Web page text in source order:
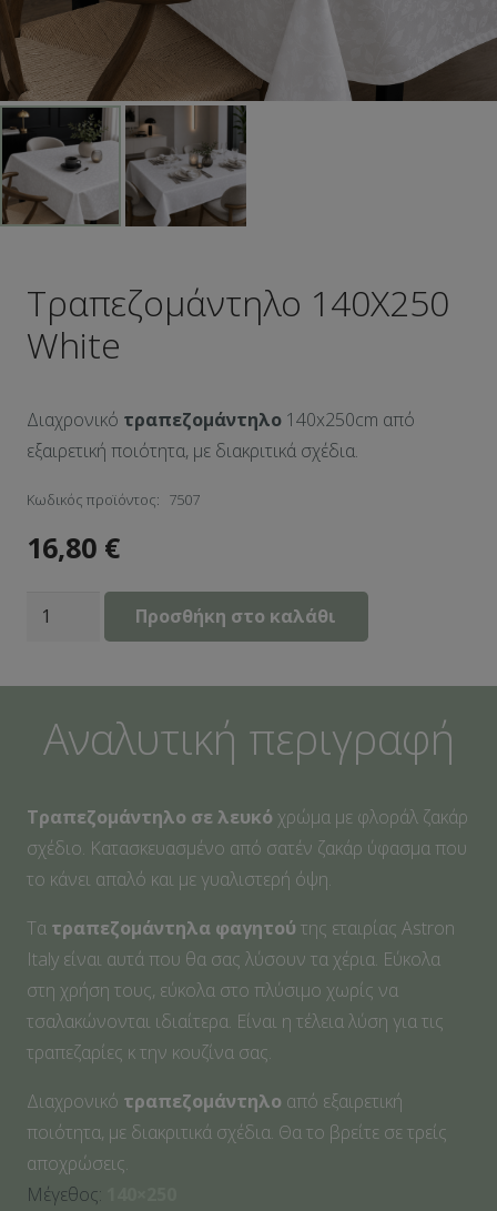
Τραπεζομάντηλο 140Χ250
White
Διαχρονικό τραπεζομάντηλο 140x250cm από
εξαιρετική ποιότητα, με διακριτικά σχέδια.
Κωδικός προϊόντος: 7507
16,80 €
ΤραπεζομάντηλοΠροσθήκη στο καλάθι
Αναλυτική περιγραφή
Τραπεζομάντηλο σε λευκό χρώμα με φλοράλ ζακάρ
σχέδιο. Κατασκευασμένο από σατέν ζακάρ ύφασμα που
το κάνει απαλό και με γυαλιστερή όψη.
Τα τραπεζομάντηλα φαγητού της εταιρίας Astron
Italy είναι αυτά που θα σας λύσουν τα χέρια. Εύκολα
στη χρήση τους, εύκολα στο πλύσιμο χωρίς να
τσαλακώνονται ιδιαίτερα. Είναι η τέλεια λύση για τις
τραπεζαρίες κ την κουζίνα σας.
Διαχρονικό τραπεζομάντηλο από εξαιρετική
ποιότητα, με διακριτικά σχέδια. Θα το βρείτε σε τρείς
αποχρώσεις.
Μέγεθος: